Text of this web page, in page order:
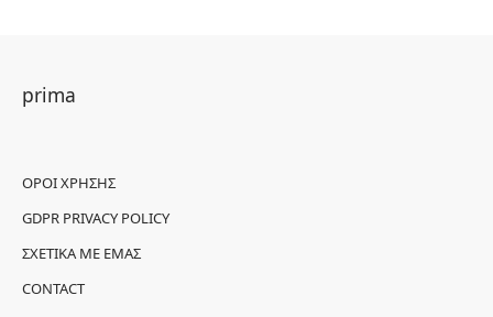
prima
ΌΡΟΙ ΧΡΉΣΗΣ
GDPR PRIVACY POLICY
ΣΧΕΤΙΚΆ ΜΕ ΕΜΆΣ
CONTACT